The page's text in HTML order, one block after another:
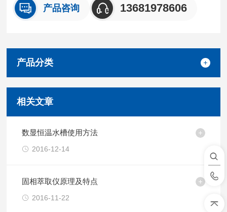
产品咨询 13681978606
产品分类
相关文章
数显恒温水槽使用方法
2016-12-14
固相萃取仪原理及特点
2016-11-22